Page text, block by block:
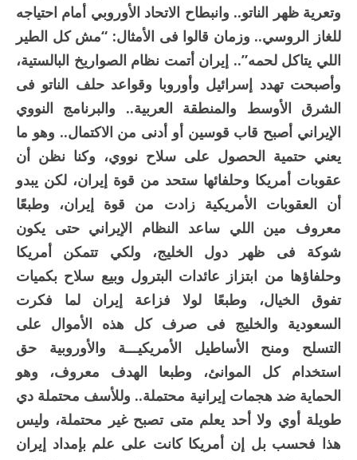
وتعرية ظهر الناتو.. وانبطاح الاتحاد الأوروبي أمام احتياجه
للغاز الروسي.. وزمان قالوا فى الأمثال: “مش كل الطير
اللي يتاكل لحمه”.. إيران أتمت نظام الصواريخ البالستية،
وأصبحت تهدد إسرائيل وأوروبا وقواعد حلف الناتو فى
الشرق الأوسط والمنطقة العربية.. والبرنامج النووي
الإيراني أصبح قاب قوسين أو أدنى من الاكتمال.. وهو ما
يعني حتمية الحصول على سلاح نووي، وكنا نظن أن
عقوبات أمريكا وحلفائها ستحد من قوة إيران، لكن يبدو
أن العقوبات الأمريكية زادت من قوة إيران، وطبعًا
معروف مين اللي ساعد النظام الإيراني حتى يكون
شوكة فى ظهر دول الخليج، ولكي تتمكن أمريكا
وحلفاؤها من ابتزاز عائدات البترول وبيع سلاح بكميات
تفوق الخيال، وطبعًا لولا فزاعة إيران لما فكرت
السعودية والخليج فى صرف كل هذه الأموال على
التسلح ومنح الأساطيل الأمريكيـــة والأوروبية حق
استخدام كل الموانئ، وطبعا الهدف معروف، وهو
الحماية ضد هجمات إيرانية محتملة.. وللأسف محتملة دي
طويلة أوي ولا أحد يعلم متى تصبح غير محتملة، وليس
هذا فحسب بل إن أمريكا كانت على علم بإمداد إيران